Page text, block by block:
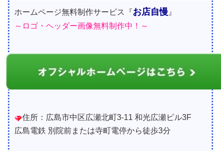
ホームページ無料制作サービス『お店自慢 』
～ロゴ・ヘッダー画像無料制作中！～
住所：広島市中区広瀬北町3-11 和光広瀬ビル3F
広島電鉄 別院前または寺町電停から徒歩3分